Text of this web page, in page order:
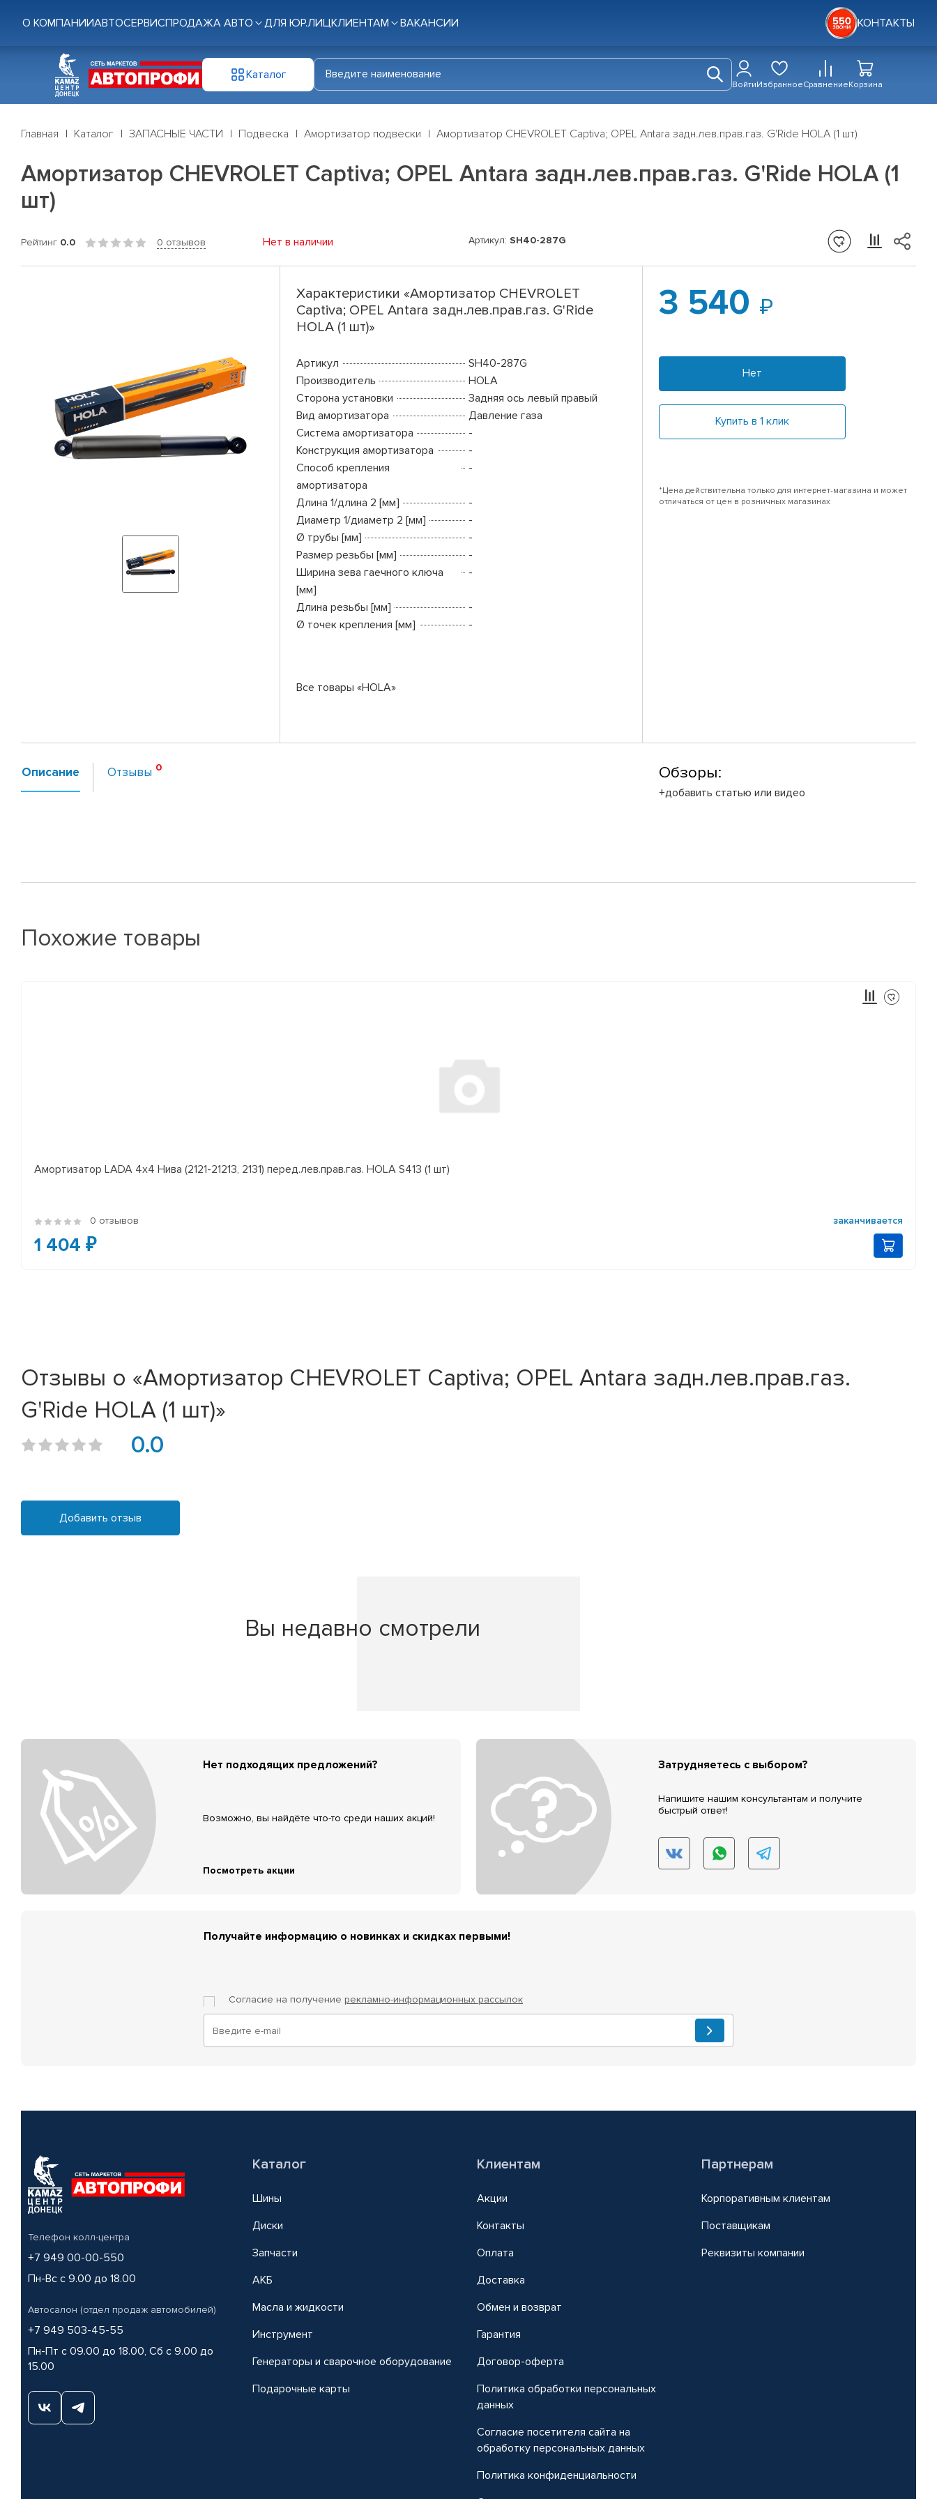
О КОМПАНИИАВТОСЕРВИСПРОДАЖА АВТО ДЛЯ ЮР.ЛИЦКЛИЕНТАМ ВАКАНСИИ КОНТАКТЫ
Каталог
ВойтиИзбранноеСравнениеКорзина
Главная Каталог ЗАПАСНЫЕ ЧАСТИ Подвеска Амортизатор подвески Амортизатор CHEVROLET Captiva; OPEL Antara задн.лев.прав.газ. G'Ride HOLA (1 шт)
Амортизатор CHEVROLET Captiva; OPEL Antara задн.лев.прав.газ. G'Ride HOLA (1
шт)
Рейтинг 0.0 0 отзывов Нет в наличии Артикул: SH40-287G
Характеристики «Амортизатор CHEVROLET
Captiva; OPEL Antara задн.лев.прав.газ. G'Ride
HOLA (1 шт)»
Артикул
SH40-287G
Производитель
HOLA
Сторона установки
Задняя ось левый правый
Вид амортизатора
Давление газа
Система амортизатора
-
Конструкция амортизатора
-
Способ крепления
амортизатора
-
Длина 1/длина 2 [мм]
-
Диаметр 1/диаметр 2 [мм]
-
Ø трубы [мм]
-
Размер резьбы [мм]
-
Ширина зева гаечного ключа
[мм]
-
Длина резьбы [мм]
-
Ø точек крепления [мм]
-
Все товары «HOLA»
3 540
Нет
Купить в 1 клик
*Цена действительна только для интернет-магазина и может
отличаться от цен в розничных магазинах
Описание Отзывы Обзоры:
+добавить статью или видео
Похожие товары
Амортизатор LADA 4x4 Нива (2121-21213, 2131) перед.лев.прав.газ. HOLA S413 (1 шт)
0 отзывов заканчивается
1 404 ₽
Отзывы о «Амортизатор CHEVROLET Captiva; OPEL Antara задн.лев.прав.газ.
G'Ride HOLA (1 шт)»
0.0
Добавить отзыв
Вы недавно смотрели
Нет подходящих предложений?
Возможно, вы найдёте что-то среди наших акций!
Посмотреть акции
Затрудняетесь с выбором?
Напишите нашим консультантам и получите
быстрый ответ!
Получайте информацию о новинках и скидках первыми!
Согласие на получение рекламно-информационных рассылок
Телефон колл-центра
+7 949 00-00-550
Пн-Вс с 9.00 до 18.00
Автосалон (отдел продаж автомобилей)
+7 949 503-45-55
Пн-Пт с 09.00 до 18.00, Сб с 9.00 до
15.00
Каталог
Шины
Диски
Запчасти
АКБ
Масла и жидкости
Инструмент
Генераторы и сварочное оборудование
Подарочные карты
Клиентам
Акции
Контакты
Оплата
Доставка
Обмен и возврат
Гарантия
Договор-оферта
Политика обработки персональных
данных
Согласие посетителя сайта на
обработку персональных данных
Политика конфиденциальности
Партнерам
Корпоративным клиентам
Поставщикам
Реквизиты компании